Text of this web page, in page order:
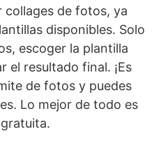
collages de fotos, ya
disponibles. Solo
escoger la plantilla
el resultado final. ¡Es
de fotos y puedes
Lo mejor de todo es